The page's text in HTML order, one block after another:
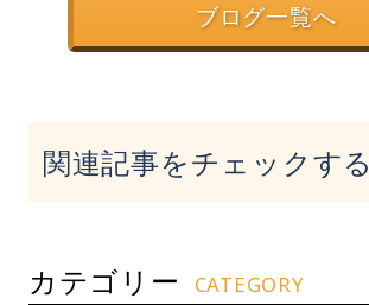
ブログ一覧へ
関連記事をチェックする
カテゴリー CATEGORY